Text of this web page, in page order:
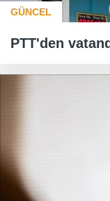
GÜNCEL
PTT'den